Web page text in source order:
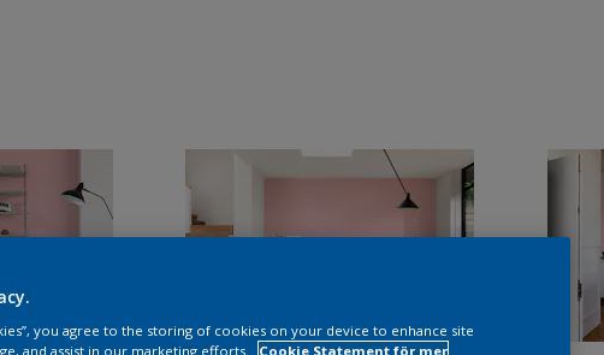
you agree to the storing of cookies on your device to enhance site
and assist in our marketing efforts.
Cookie Statement för mer